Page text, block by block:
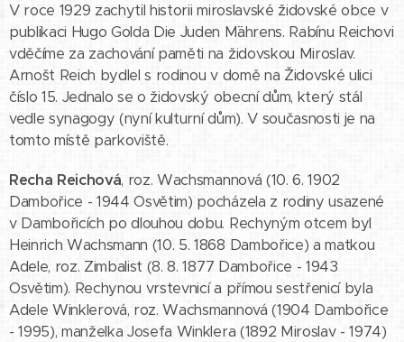
V roce 1929 zachytil historii miroslavské židovské obce v
publikaci Hugo Golda Die Juden M¨¨ahrens. Rabínu Reichovi
vděčíme za zachování paměti na židovskou Miroslav.
Arnošt Reich bydlel s rodinou v domě na Židovské ulici
číslo 15. Jednalo se o židovský obecní dům, který stál
vedle synagogy (nyní kulturní dům). V současnosti je na
tomto místě parkoviště.
Recha Reichová, roz. Wachsmannová (10. 6. 1902
Dambořice - 1944 Osvětim) pocházela z rodiny usazené
v Dambořicích po dlouhou dobu. Rechyným otcem byl
Heinrich Wachsmann (10. 5. 1868 Dambořice) a matkou
Adele, roz. Zimbalist (8. 8. 1877 Dambořice - 1943
Osvětim). Rechynou vrstevnicí a přímou sestřenicí byla
Adele Winklerová, roz. Wachsmannová (1904 Dambořice
- 1995), manželka Josefa Winklera (1892 Miroslav - 1974)